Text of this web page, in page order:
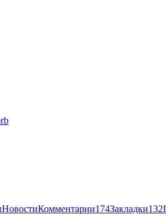
НовостиКомментарии174Закладки132